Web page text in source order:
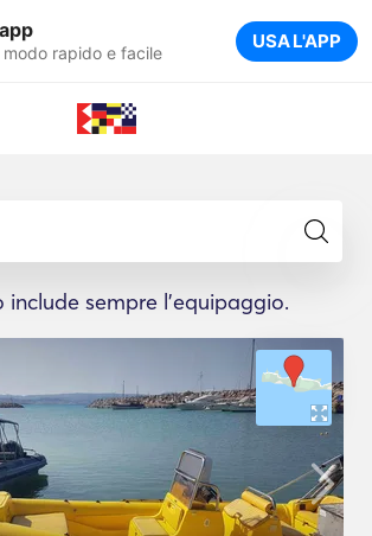
modo rapido e facile USA L'APP
include sempre l'equipaggio.